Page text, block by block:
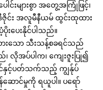
းများစွာ အတွေ့အကြုံဖြင့်၊
င်း အလူမီနီယမ် ထွင်းထုထား
းပေးနိုင်ပါသည်။
းသော သီးသန့်စခရင်သည်
လိုအပ်ပါက၊ ကျေးဇူးပြု၍
င်နှင့်ပတ်သက်သည့် ကျွန်ုပ်
ောင်မှုကို ရယူပါ။ ပရော်